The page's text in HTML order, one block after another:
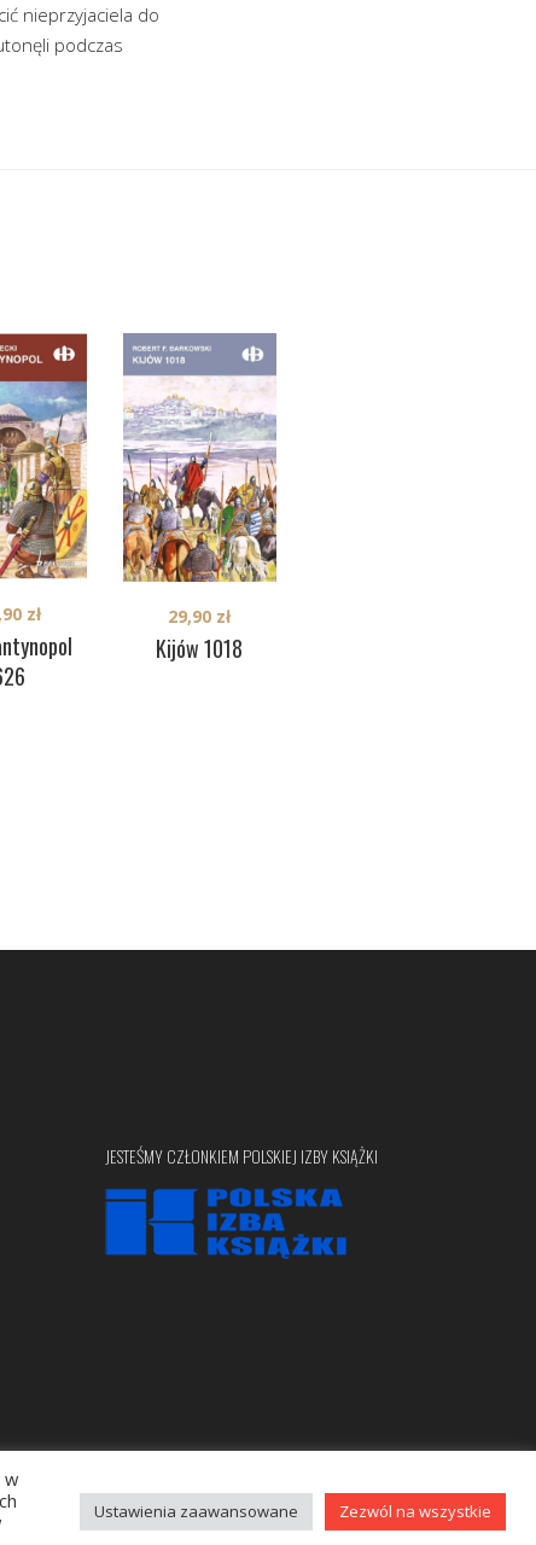
nieprzyjaciela do
podczas
zł
Kijów 1018
29,90 zł
JESTEŚMY CZŁONKIEM POLSKIEJ IZBY KSIĄŻKI
Copyright © 2020 bellona.pl
w
Ustawienia zaawansowane Zezwól na wszystkie